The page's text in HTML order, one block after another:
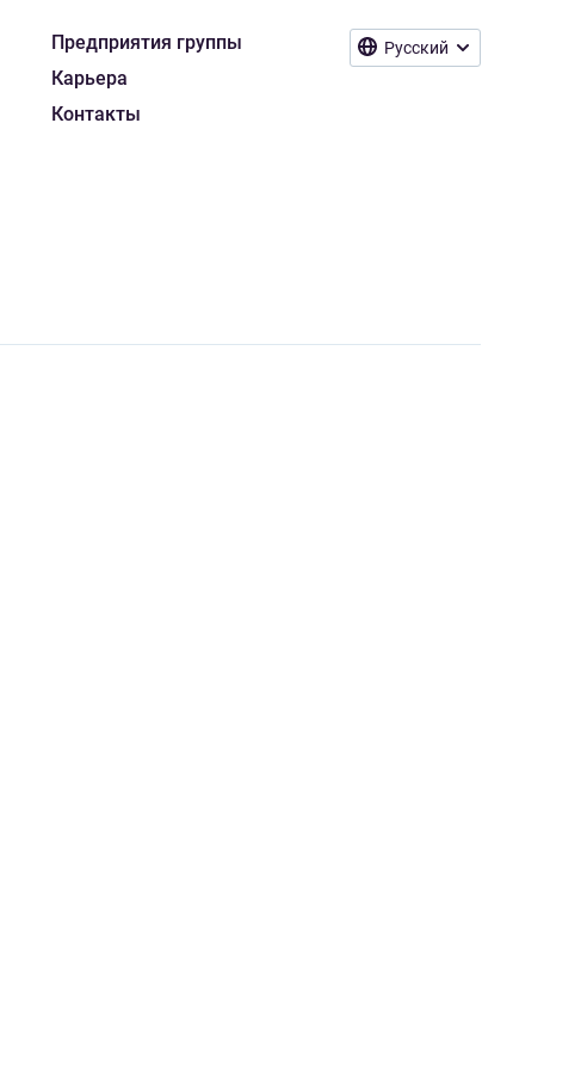
Русский
Предприятия группы
Карьера
Контакты